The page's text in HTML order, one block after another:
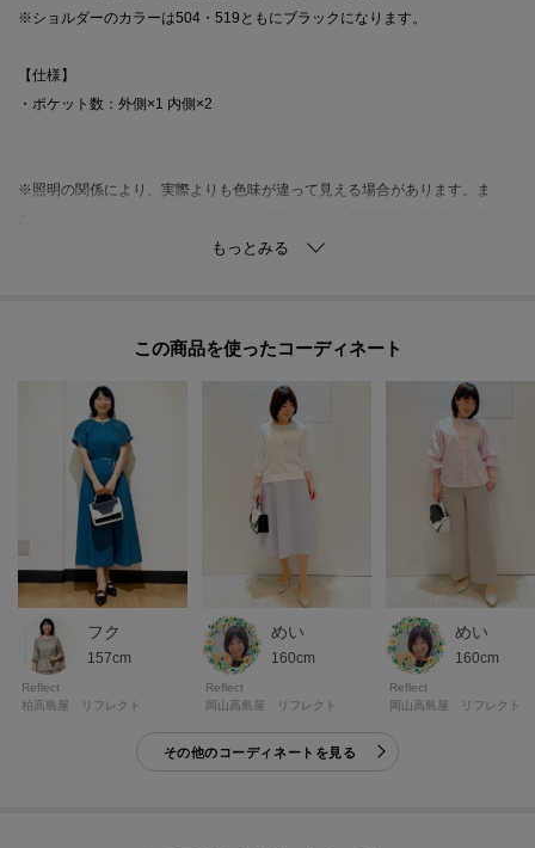
※ショルダーのカラーは504・519ともにブラックになります。
【仕様】
・ポケット数：外側×1 内側×2
※照明の関係により、実際よりも色味が違って見える場合があります。ま
＜お気に入り登録とは？＞
オンラインサイトの各アイテムにある「ハートマーク」を
クリックして簡単に追加できます！
＜おすすめPOINT＞
お得な情報をGETできます♪
再入荷通知や、値下げ情報・在庫状況をメルマガにてお知らせ♪
POINT.2
マイページでお気に入り一覧をチェックでき、
自分だけのお買い物リストがつくれる♪
-・-・-・-・-・-・-・-・-・-・-・-・-・-・-・-・-・-・-・-・-・-
この商品を使った
フク
157cm
Reflect
柏高島屋 リフレクト
めい
160cm
Reflect
岡山高島屋 リフレクト
めい
160cm
Reflect
岡山高島屋 リフレクト
その他のコーディネートを見る